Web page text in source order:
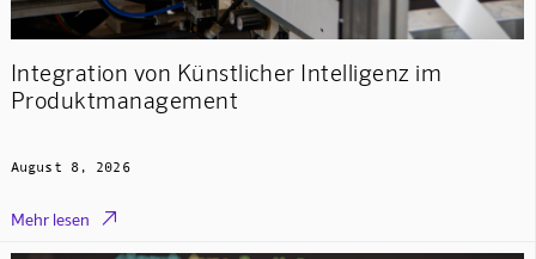
Integration von Künstlicher Intelligenz im
Produktmanagement
August 8, 2026
Mehr lesen 